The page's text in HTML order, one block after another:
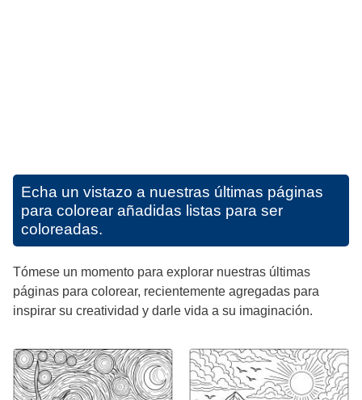
Echa un vistazo a nuestras últimas páginas
para colorear añadidas listas para ser
coloreadas.
Tómese un momento para explorar nuestras últimas
páginas para colorear, recientemente agregadas para
inspirar su creatividad y darle vida a su imaginación.